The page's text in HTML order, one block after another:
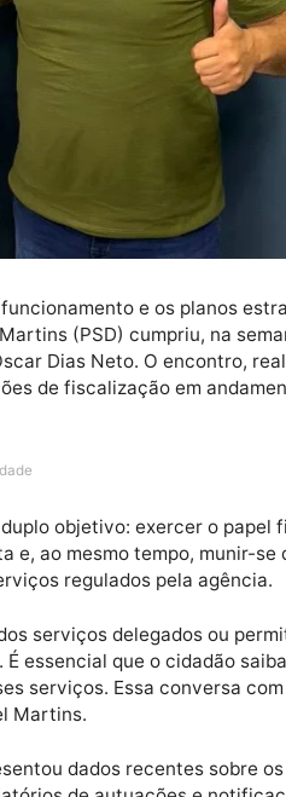
Martins (PSD)
ações de fiscalização
Publicidade
um duplo objetivo:
e, ao mesmo tempo,